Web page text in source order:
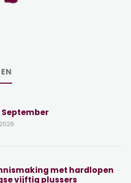
September
met hardlopen
vijftig plussers